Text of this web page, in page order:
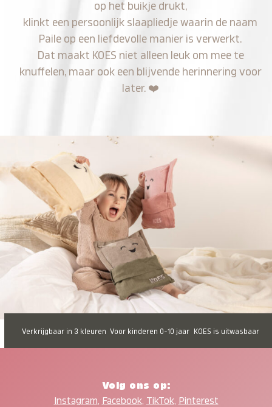
op het buikje drukt,
klinkt een persoonlijk slaapliedje waarin de naam
Paile op een liefdevolle manier is verwerkt.
Dat maakt KOES niet alleen leuk om mee te
knuffelen, maar ook een blijvende herinnering voor
later. ❤️
Verkrijgbaar in 3 kleuren Voor kinderen 0-10 jaar KOES is uitwasbaar
Volg ons op:
Instagram, Facebook, TikTok, Pinterest